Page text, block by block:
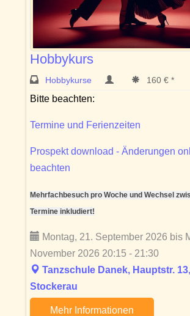
Hobbykurs
Hobbykurse 160 € *
Bitte beachten:
Termine und Ferienzeiten
Prospekt download - Änderungen
beachten
Mehrfachbesuch pro Woche und Wechsel
Termine inkludiert!
Montag, 21. September 2026 bis
November 2026 20:15 - 21:30
Tanzschule Danek, Hauptstr. 13,
Stockerau
Mehr Informationen